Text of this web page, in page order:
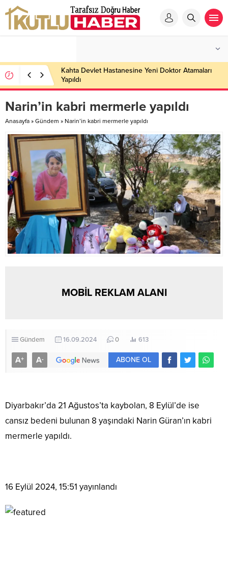
Kahta Devlet Hastanesine Yeni Doktor Atamaları
Yapıldı
Narin’in kabri mermerle yapıldı
Anasayfa » Gündem » Narin’in kabri mermerle yapıldı
MOBİL REKLAM ALANI
Gündem 16.09.2024 0 613
A+ A- ABONE OL
Diyarbakır’da 21 Ağustos’ta kaybolan, 8 Eylül’de ise
cansız bedeni bulunan 8 yaşındaki Narin Güran’ın kabri
mermerle yapıldı.
16 Eylül 2024, 15:51 yayınlandı